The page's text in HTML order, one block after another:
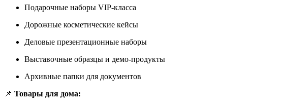
Подарочные наборы VIP-класса
Дорожные косметические кейсы
Деловые презентационные наборы
Выставочные образцы и демо-продукты
Архивные папки для документов
📌 Товары для дома: